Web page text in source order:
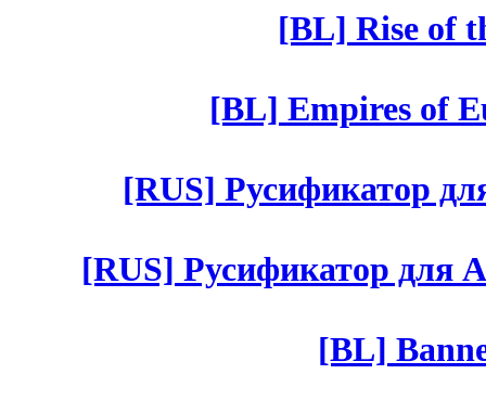
[BL] Rise of
[BL] Empires of
[RUS] Русификатор
[RUS] Русификатор для
[BL]